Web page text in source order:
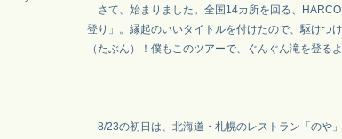
さて、始まりました。全国14カ所を回る、
登り」。縁起のいいタイトルを付けたので、駆けつ
（たぶん）！僕もこのツアーで、ぐんぐん滝を登る
8/23の初日は、北海道・札幌のレストラン「のや